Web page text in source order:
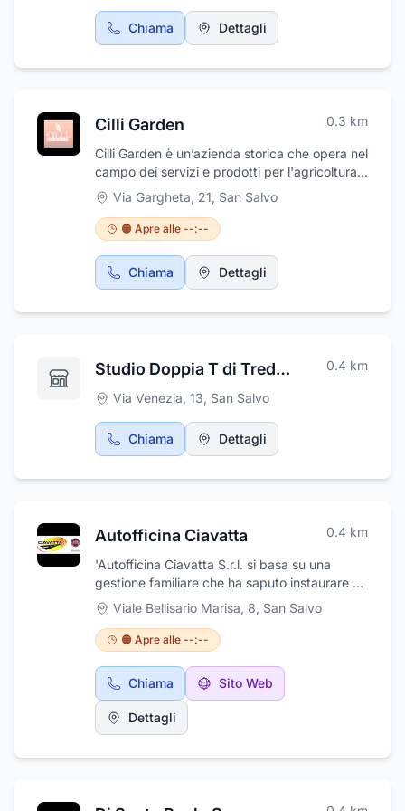
Chiama Dettagli
Cilli Garden 0.3 km
Cilli Garden è un’azienda storica che opera nel
campo dei servizi e prodotti per l'agricoltura il
giardinaggio e la casa e si rivolge ad aziende,
professionisti e privati. Tutto lo staff di
professionisti saprà consigliare il prodotto più
utile per soddisfare i propri clienti offrendogli
prodotti con rapporto qualità prezzo molto
competitivo nel settore dell'agricoltura,
ferramenta ed antinfortunistica. L'attività
Via Gargheta, 21, San Salvo
🟠 Apre alle --:--
Chiama Dettagli
Studio Doppia T di Tredicine Tiziana 0.4 km
Via Venezia, 13, San Salvo
Chiama Dettagli
Autofficina Ciavatta 0.4 km
'Autofficina Ciavatta S.r.l. si basa su una
gestione familiare che ha saputo instaurare un
rapporto di fiducia e professionalità con la
propria clientela. Angelo e Gianluca Ciavatta,
con la loro passione e dedizione per il mondo
dell'automobilismo, hanno trasformato una
piccola officina in una realtà aziendale di
successo nel settore della manutenzione e
riparazione automobilistica. La loro visione di
eccellenza nel servizio clienti e l'investimento
permesso all'azienda di distinguersi nella
Viale Bellisario Marisa, 8, San Salvo
🟠 Apre alle --:--
Chiama Sito Web
Dettagli